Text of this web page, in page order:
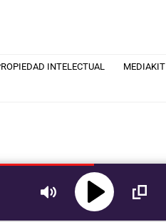
INTELECTUAL MEDIAKIT